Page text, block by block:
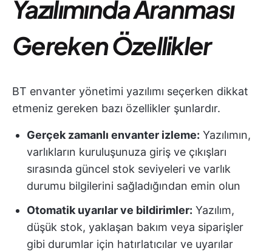
Yazılımında Aranması
Gereken Özellikler
BT envanter yönetimi yazılımı seçerken dikkat
etmeniz gereken bazı özellikler şunlardır.
Gerçek zamanlı envanter izleme: Yazılımın,
varlıkların kuruluşunuza giriş ve çıkışları
sırasında güncel stok seviyeleri ve varlık
durumu bilgilerini sağladığından emin olun
Otomatik uyarılar ve bildirimler: Yazılım,
düşük stok, yaklaşan bakım veya siparişler
gibi durumlar için hatırlatıcılar ve uyarılar